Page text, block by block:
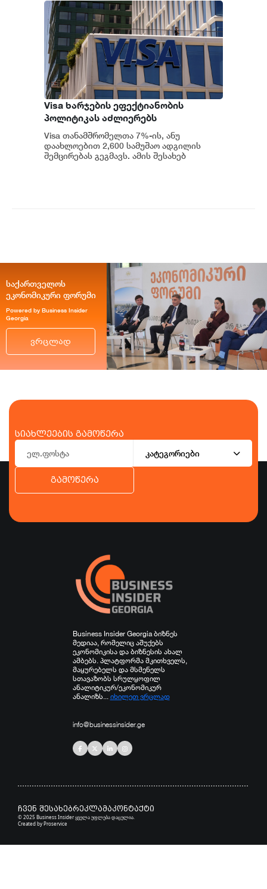
Visa ხარჯების ეფექტიანობის
პოლიტიკას აძლიერებს
Visa თანამშრომელთა 7%-ის, ანუ
დაახლოებით 2,600 სამუშაო ადგილის
შემცირებას გეგმავს. ამის შესახებ
საქართველოს
ეკონომიკური ფორუმი
Powered by Business Insider
Georgia
ვრცლად
სიახლეების გამოწერა
კატეგორიები
გამოწერა
Business Insider Georgia ბიზნეს
მედიაა, რომელიც აშუქებს
ეკონომიკისა და ბიზნესის ახალ
ამბებს. პლატფორმა მკითხველს,
მაყურებელს და მსმენელს
სთავაზობს სრულყოფილ
ანალიტიკურ/ეკონომიკურ
ანალიზს... იხილეთ ვრცლად
info@businessinsider.ge
ჩვენ შესახებრეკლამაკონტაქტი
© 2025 Business Insider ყველა უფლება დაცულია.
Created byProservice